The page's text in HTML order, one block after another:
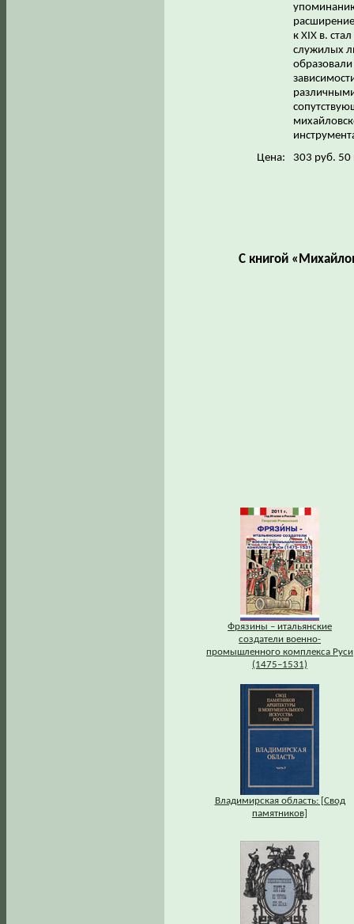
к XIX в.
служилых
Цена:
303 руб. 50
С книгой
Фрязины – итальянские
создатели военно-
промышленного комплекса Руси
(1475–1531)
Владимирская область: [Свод
памятников]